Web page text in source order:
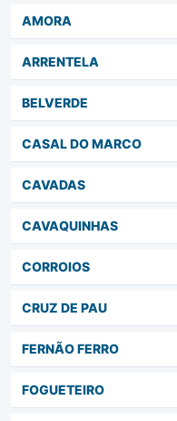
AMORA
ARRENTELA
BELVERDE
CASAL DO MARCO
CAVADAS
CAVAQUINHAS
CORROIOS
CRUZ DE PAU
FERNÃO FERRO
FOGUETEIRO